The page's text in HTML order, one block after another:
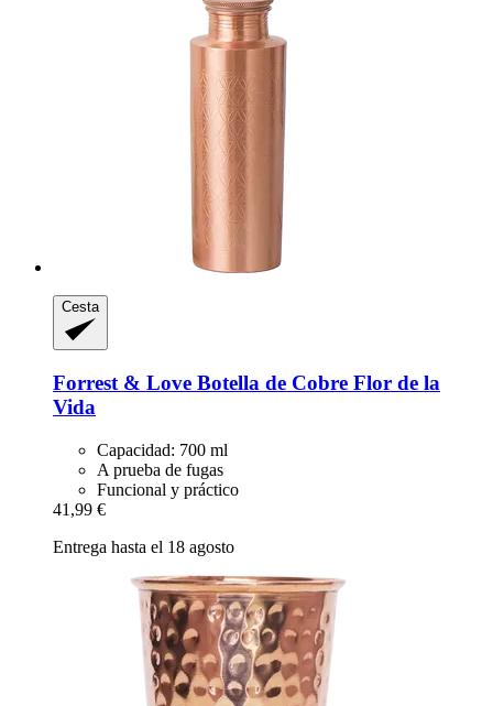
Cesta
Forrest & Love Botella de Cobre Flor de la
Vida
Capacidad: 700 ml
A prueba de fugas
Funcional y práctico
41,99 €
Entrega hasta el 18 agosto